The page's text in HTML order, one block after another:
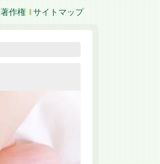
著作権 サイトマップ